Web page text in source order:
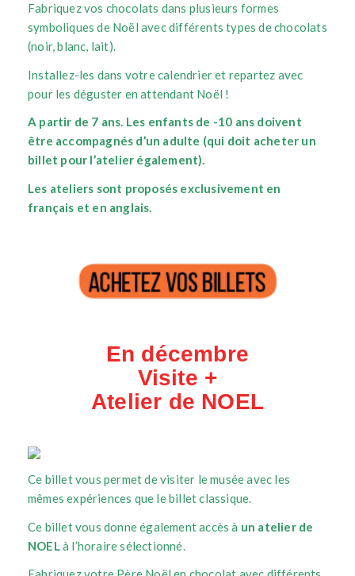
Fabriquez vos chocolats dans plusieurs formes
symboliques de Noël avec différents types de chocolats
(noir, blanc, lait).
Installez-les dans votre calendrier et repartez avec
pour les déguster en attendant Noël !
A partir de 7 ans. Les enfants de -10 ans doivent
être accompagnés d’un adulte (qui doit acheter un
billet pour l’atelier également).
Les ateliers sont proposés exclusivement en
français et en anglais.
En décembre
Visite +
Atelier de NOEL
Ce billet vous permet de visiter le musée avec les
mêmes expériences que le billet classique.
Ce billet vous donne également accès à un atelier de
NOELà l’horaire sélectionné.